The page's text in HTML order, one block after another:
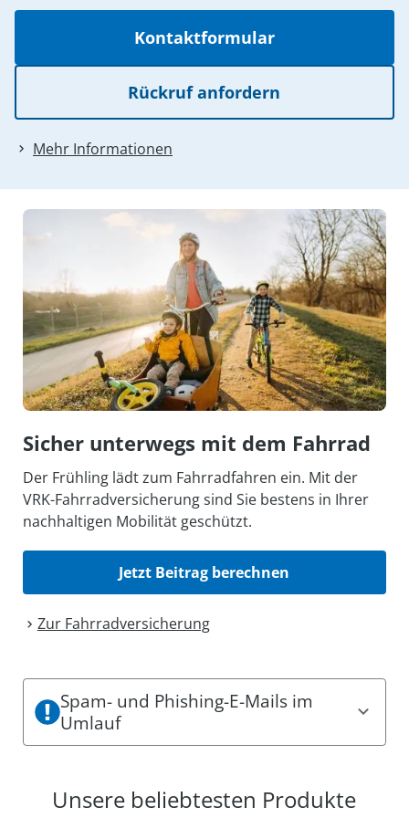
Kontaktformular
Rückruf anfordern
Mehr Informationen
Sicher unterwegs mit dem Fahrrad
Der Frühling lädt zum Fahrradfahren ein. Mit der
VRK-Fahrradversicherung sind Sie bestens in Ihrer
nachhaltigen Mobilität geschützt.
Jetzt Beitrag berechnen
Zur Fahrrad­versicherung
Spam- und Phishing-E-Mails im
Umlauf
erwecken, offizielle Mitteilungen des VRK zu sein.
Unsere beliebtesten Produkte